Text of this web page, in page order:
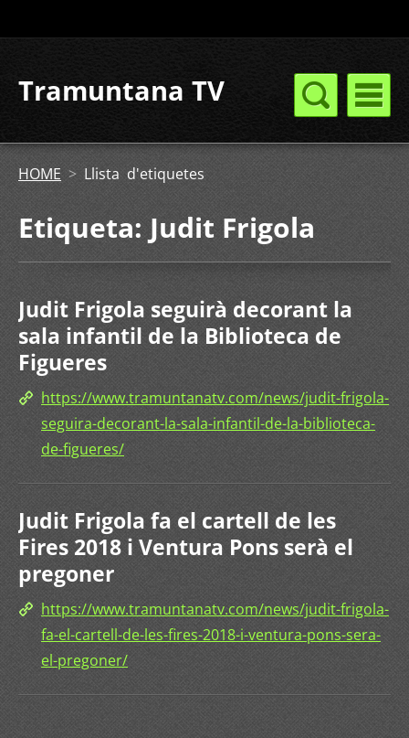
Tramuntana TV
HOME > Llista d'etiquetes
Etiqueta: Judit Frigola
Judit Frigola seguirà decorant la
sala infantil de la Biblioteca de
Figueres
https://www.tramuntanatv.com/news/judit-frigola-
seguira-decorant-la-sala-infantil-de-la-biblioteca-
de-figueres/
Judit Frigola fa el cartell de les
Fires 2018 i Ventura Pons serà el
pregoner
https://www.tramuntanatv.com/news/judit-frigola-
fa-el-cartell-de-les-fires-2018-i-ventura-pons-sera-
el-pregoner/